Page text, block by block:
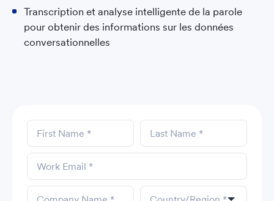
Transcription et analyse intelligente de la parole
pour obtenir des informations sur les données
conversationnelles